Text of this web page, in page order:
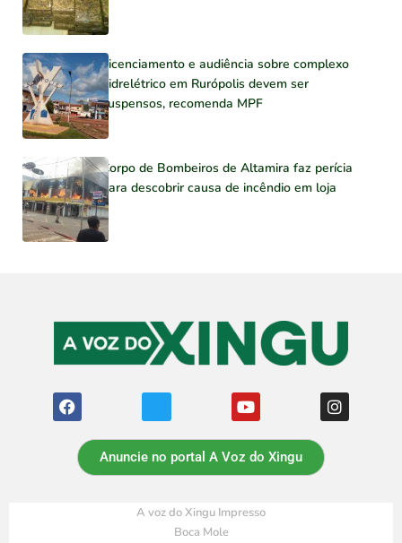
Licenciamento e audiência sobre complexo
hidrelétrico em Rurópolis devem ser
suspensos, recomenda MPF
Corpo de Bombeiros de Altamira faz perícia
para descobrir causa de incêndio em loja
Anuncie no portal A Voz do Xingu
A voz do Xingu Impresso
Boca Mole